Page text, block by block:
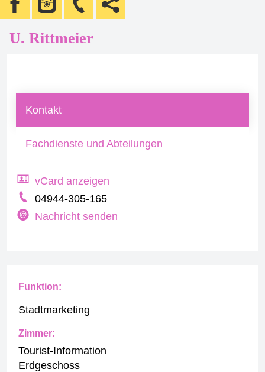
U. Rittmeier
Kontakt
Fachdienste und Abteilungen
vCard anzeigen
04944-305-165
Nachricht senden
Funktion:
Stadtmarketing
Zimmer:
Tourist-Information
Erdgeschoss